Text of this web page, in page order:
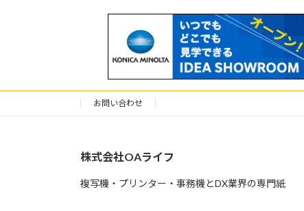
お問い合わせ
株式会社OAライフ
複写機・プリンター・事務機とDX業界の専門紙